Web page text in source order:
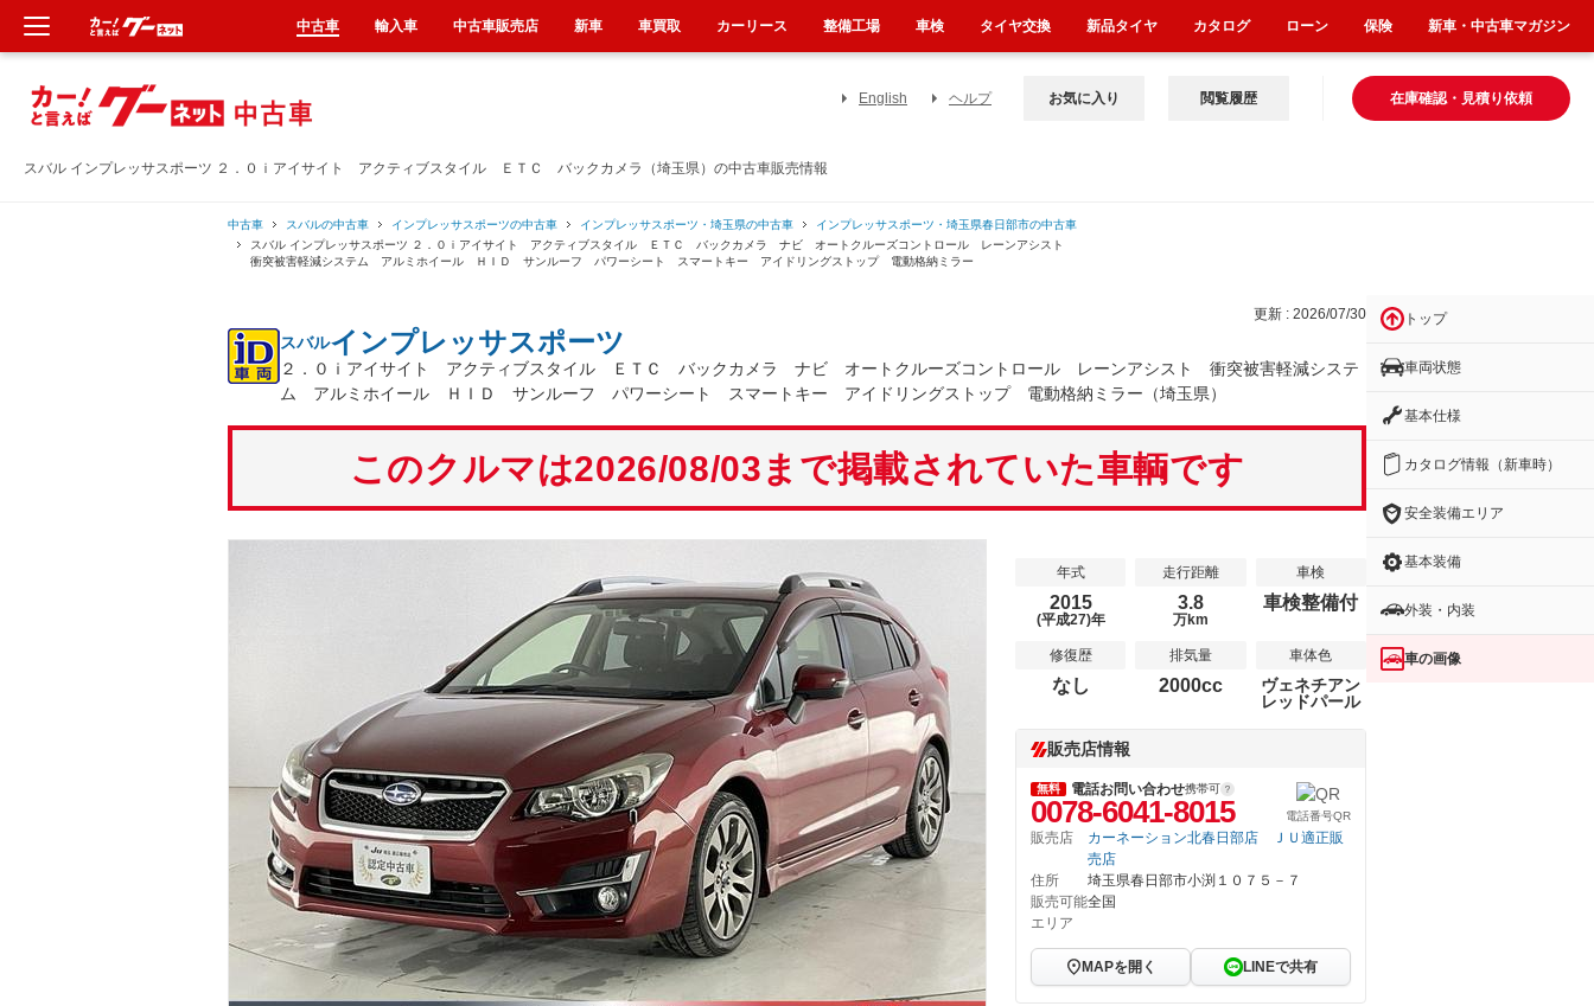
スバル インプレッサスポーツ ２．０ｉアイサイト アクティブスタイル ＥＴＣ バックカメラ（埼玉県）の中古車販売情報
English ヘルプ 在庫確認・見積り依頼
お気に入り 閲覧履歴
中古車 スバルの中古車 インプレッサスポーツの中古車 インプレッサスポーツ・埼玉県の中古車
インプレッサスポーツ・埼玉県春日部市の中古車
スバル インプレッサスポーツ ２．０ｉアイサイト アクティブスタイル ＥＴＣ バックカメラ ナビ オートクルーズコントロール レーンアシスト
衝突被害軽減システム アルミホイール ＨＩＤ サンルーフ パワーシート スマートキー アイドリングストップ 電動格納ミラー
更新 : 2026/07/30
スバルインプレッサスポーツ
２．０ｉアイサイト アクティブスタイル ＥＴＣ バックカメラ ナビ オートクルーズコントロール レーンアシスト 衝突被害軽減システ
ム アルミホイール ＨＩＤ サンルーフ パワーシート スマートキー アイドリングストップ 電動格納ミラー（埼玉県）
このクルマは2026/08/03まで掲載されていた車輌です
年式
2015
(平成27)年
走行距離
3.8
万km
車検
車検整備付
修復歴
なし
排気量
2000cc
車体色
ヴェネチアン
レッドパール
販売店情報
無料 電話お問い合わせ携帯可
0078-6041-8015 電話番号QR
販売店
カーネーション北春日部店 ＪＵ適正販
売店
住所
埼玉県春日部市小渕１０７５－７
販売可能
エリア
全国
MAPを開く LINEで共有
トップ
車両状態
基本仕様
カタログ情報（新車時）
安全装備エリア
基本装備
外装・内装
車の画像
中古車 輸入車 中古車販売店 新車 車買取 カーリース 整備工場 車検 タイヤ交換 新品タイヤ カタログ ローン 保険 新車・中古車マガジン
新車
中古車